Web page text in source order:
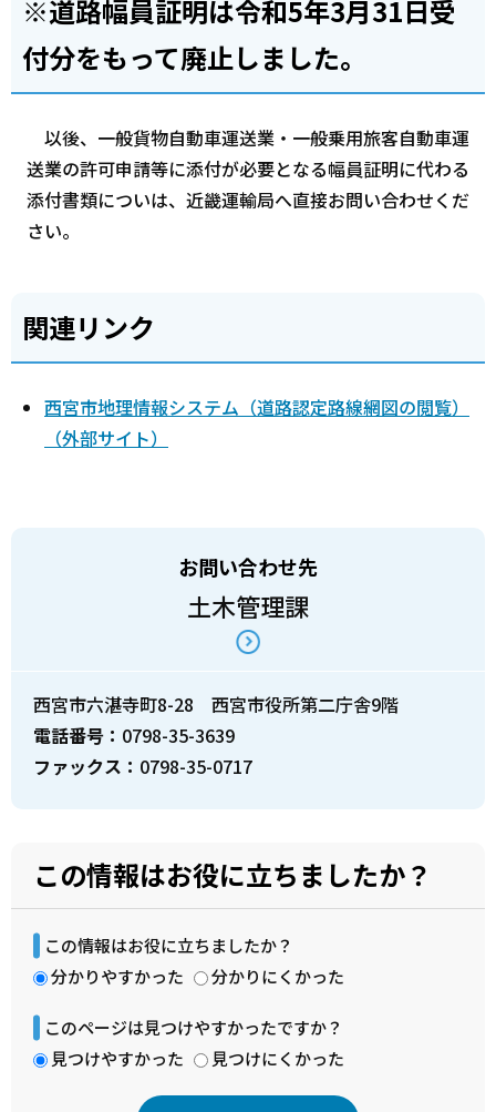
※道路幅員証明は令和5年3月31日受
付分をもって廃止しました。
以後、一般貨物自動車運送業・一般乗用旅客自動車運
送業の許可申請等に添付が必要となる幅員証明に代わる
添付書類についは、近畿運輸局へ直接お問い合わせくだ
さい。
関連リンク
西宮市地理情報システム（道路認定路線網図の閲覧）
（外部サイト）
お問い合わせ先
土木管理課
西宮市六湛寺町8-28 西宮市役所第二庁舎9階
電話番号： 0798-35-3639
ファックス： 0798-35-0717
この情報はお役に立ちましたか？
この情報はお役に立ちましたか？
分かりやすかった
分かりにくかった
このページは見つけやすかったですか？
見つけやすかった
見つけにくかった